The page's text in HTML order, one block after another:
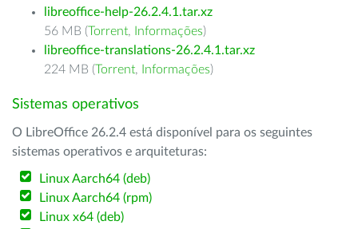
libreoffice-help-26.2.4.1.tar.xz
56 MB (Torrent, Informações)
libreoffice-translations-26.2.4.1.tar.xz
224 MB (Torrent, Informações)
Sistemas operativos
O LibreOffice 26.2.4 está disponível para os seguintes
sistemas operativos e arquiteturas:
Linux Aarch64 (deb)
Linux Aarch64 (rpm)
Linux x64 (deb)